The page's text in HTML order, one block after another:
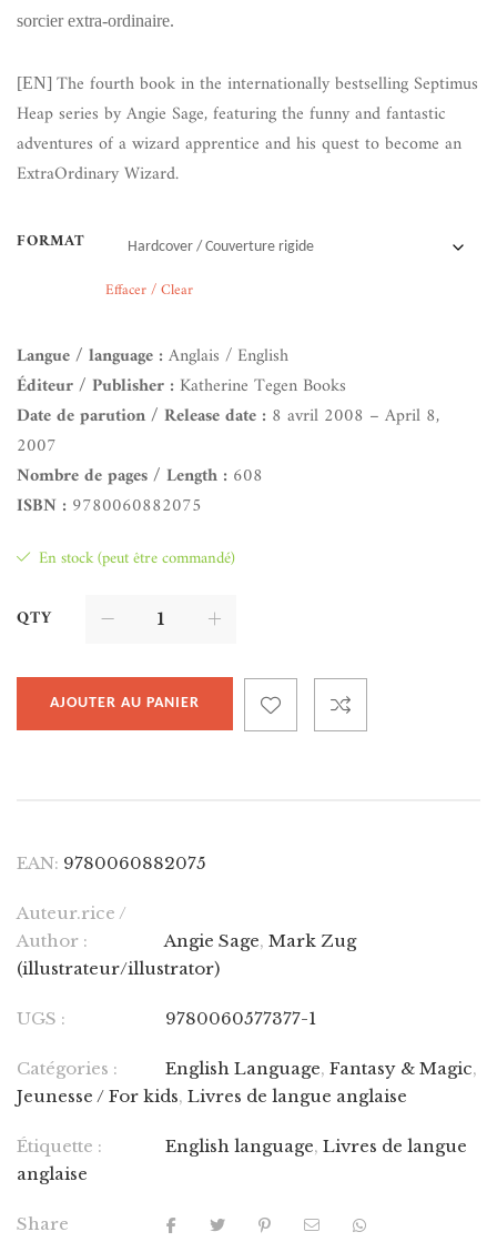
sorcier extra-ordinaire.
[EN] The fourth book in the internationally bestselling Septimus
Heap series by Angie Sage, featuring the funny and fantastic
adventures of a wizard apprentice and his quest to become an
ExtraOrdinary Wizard.
FORMAT
Effacer / Clear
Langue / language :Anglais / English
Éditeur / Publisher : Katherine Tegen Books
Date de parution / Release date : 8 avril 2008 – April 8,
2007
Nombre de pages / Length : 608
ISBN : 9780060882075
En stock (peut être commandé)
QTY
AJOUTER AU PANIER
EAN: 9780060882075
Auteur.rice /
Author :
Angie Sage, Mark Zug
(illustrateur/illustrator)
UGS : 9780060577377-1
Catégories : English Language, Fantasy & Magic,
Jeunesse / For kids, Livres de langue anglaise
Étiquette : English language, Livres de langue
anglaise
Share